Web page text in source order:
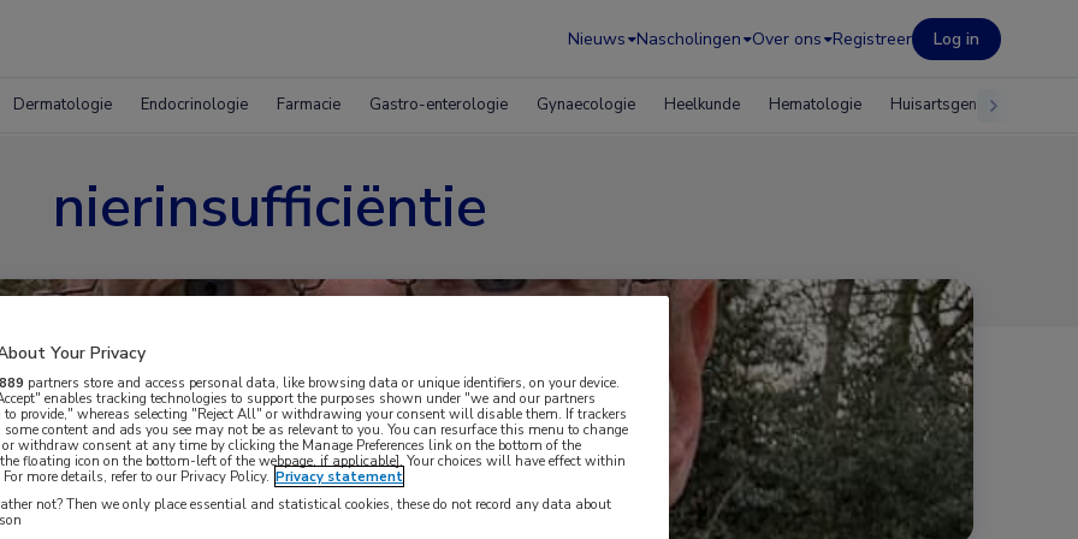
Nieuws Nascholingen Over ons Registreer Log in
Dermatologie Endocrinologie Farmacie Gastro-enterologie Gynaecologie Heelkunde Hematologie Huisartsgeneeskunde
nierinsufficiëntie
Your Privacy
889 partners store and access personal data, like browsing data or unique identifiers, on your device.
enables tracking technologies to support the purposes shown under "we and our partners
to provide," whereas selecting "Reject All" or withdrawing your consent will disable them. If trackers
some content and ads you see may not be as relevant to you. You can resurface this menu to change
or withdraw consent at any time by clicking the Manage Preferences link on the bottom of the
floating icon on the bottom-left of the webpage, if applicable]. Your choices will have effect within
more details, refer to our Privacy Policy. Privacy statement
not? Then we only place essential and statistical cookies, these do not record any data about